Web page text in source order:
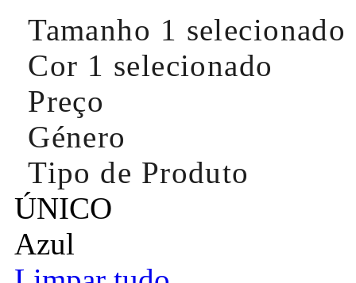
Tamanho 1 selecionado
Cor 1 selecionado
Preço
Género
Tipo de Produto
ÚNICO
Azul